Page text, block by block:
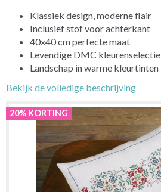
Klassiek design, moderne flair
Inclusief stof voor achterkant
40x40 cm perfecte maat
Levendige DMC kleurenselectie
Landschap in warme kleurtinten
Bekijk de volledige beschrijving
20% KORTING